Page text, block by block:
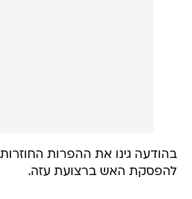
בהודעה גינו את ההפרות
להפסקת האש ברצועת עזה.